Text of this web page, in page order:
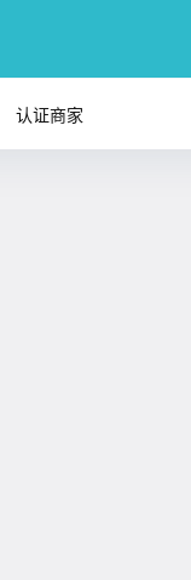
认证商家